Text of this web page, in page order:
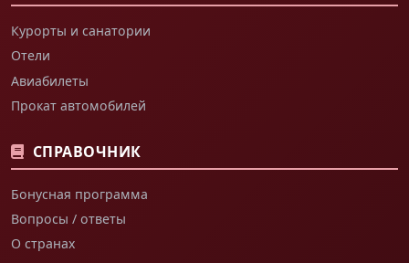
Курорты и санатории
Отели
Авиабилеты
Прокат автомобилей
СПРАВОЧНИК
Бонусная программа
Вопросы / ответы
О странах